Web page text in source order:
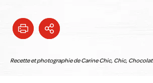
Recette et photographie de Carine Chic, Chic, Chocolat